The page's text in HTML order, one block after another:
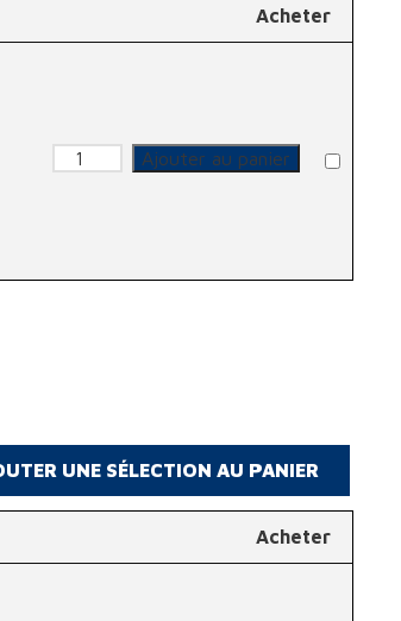
Acheter
quantité de Protection oreilles -
Ajouter au panier
Acheter